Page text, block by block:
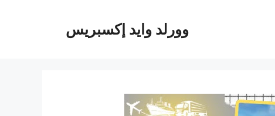
وورلد وايد إكسبريس